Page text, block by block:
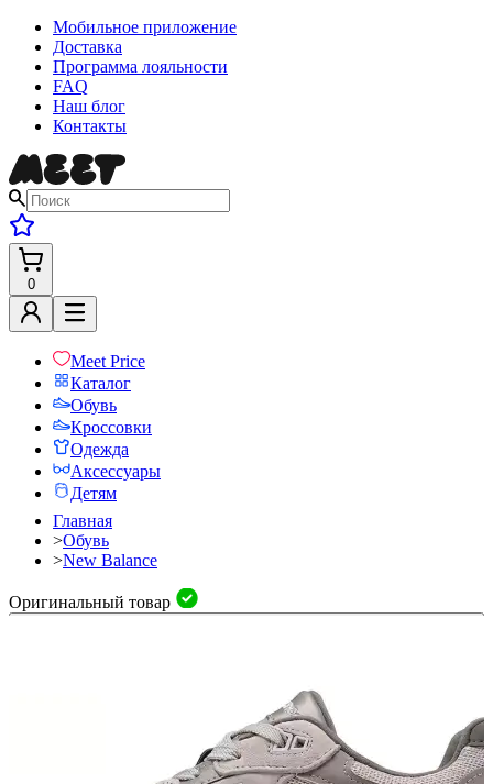
Мобильное приложение
Доставка
Программа лояльности
FAQ
Наш блог
Контакты
0
Meet Price
Каталог
Обувь
Кроссовки
Одежда
Аксессуары
Детям
Главная
>Обувь
>New Balance
Оригинальный товар